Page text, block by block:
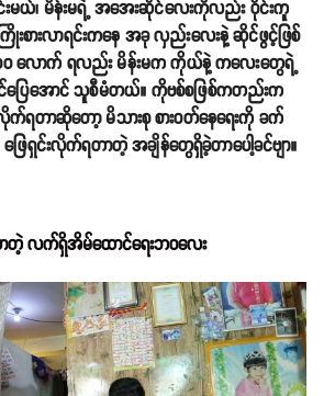
မယ်၊ မိန်းမရဲ့ အအေးဆိုင်လေးကိုလည်း ဝိုင်းကူ
းစားလာရင်းကနေ အခု လှည်းလေးနဲ့ ဆိုင်ဖွင့်ဖြစ်
၀၀ လောက် ရလည်း မိန်းမက ကိုယ်နဲ့ ကလေးတွေရဲ့
ေအောင် သူစီမံတယ်။ ကိုဗစ်စဖြစ်ကတည်းက
ရတာဆိုတော့ မိသားစု စားဝတ်နေရေးကို ခက်
ေရှင်းလိုက်ရတာတဲ့ အချိန်တွေရှိခဲ့တာပေါ့ခင်ဗျာ။
တဲ့ လက်ရှိအိမ်ထောင်ရေးဘဝလေး